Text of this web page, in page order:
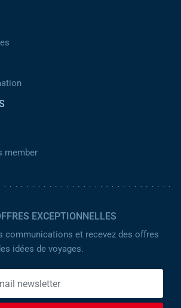
member
EXCEPTIONNELLES
communications et recevez des offres
idées de voyages.